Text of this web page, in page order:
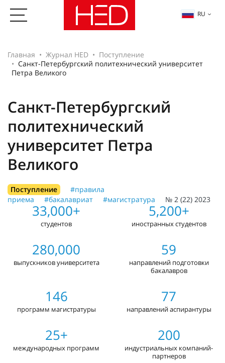
RU
Главная Журнал HED
Поступление
Санкт-Петербургский политехнический университет
Петра Великого
Санкт-Петербургский
политехнический
университет Петра
Великого
Поступление
#правила
приема
#бакалавриат #магистратура № 2 (22) 2023
33,000+
студентов
5,200+
иностранных студентов
280,000
выпускников университета
59
направлений подготовки
бакалавров
146
программ магистратуры
77
направлений аспирантуры
25+
международных программ
200
индустриальных компаний-
партнеров